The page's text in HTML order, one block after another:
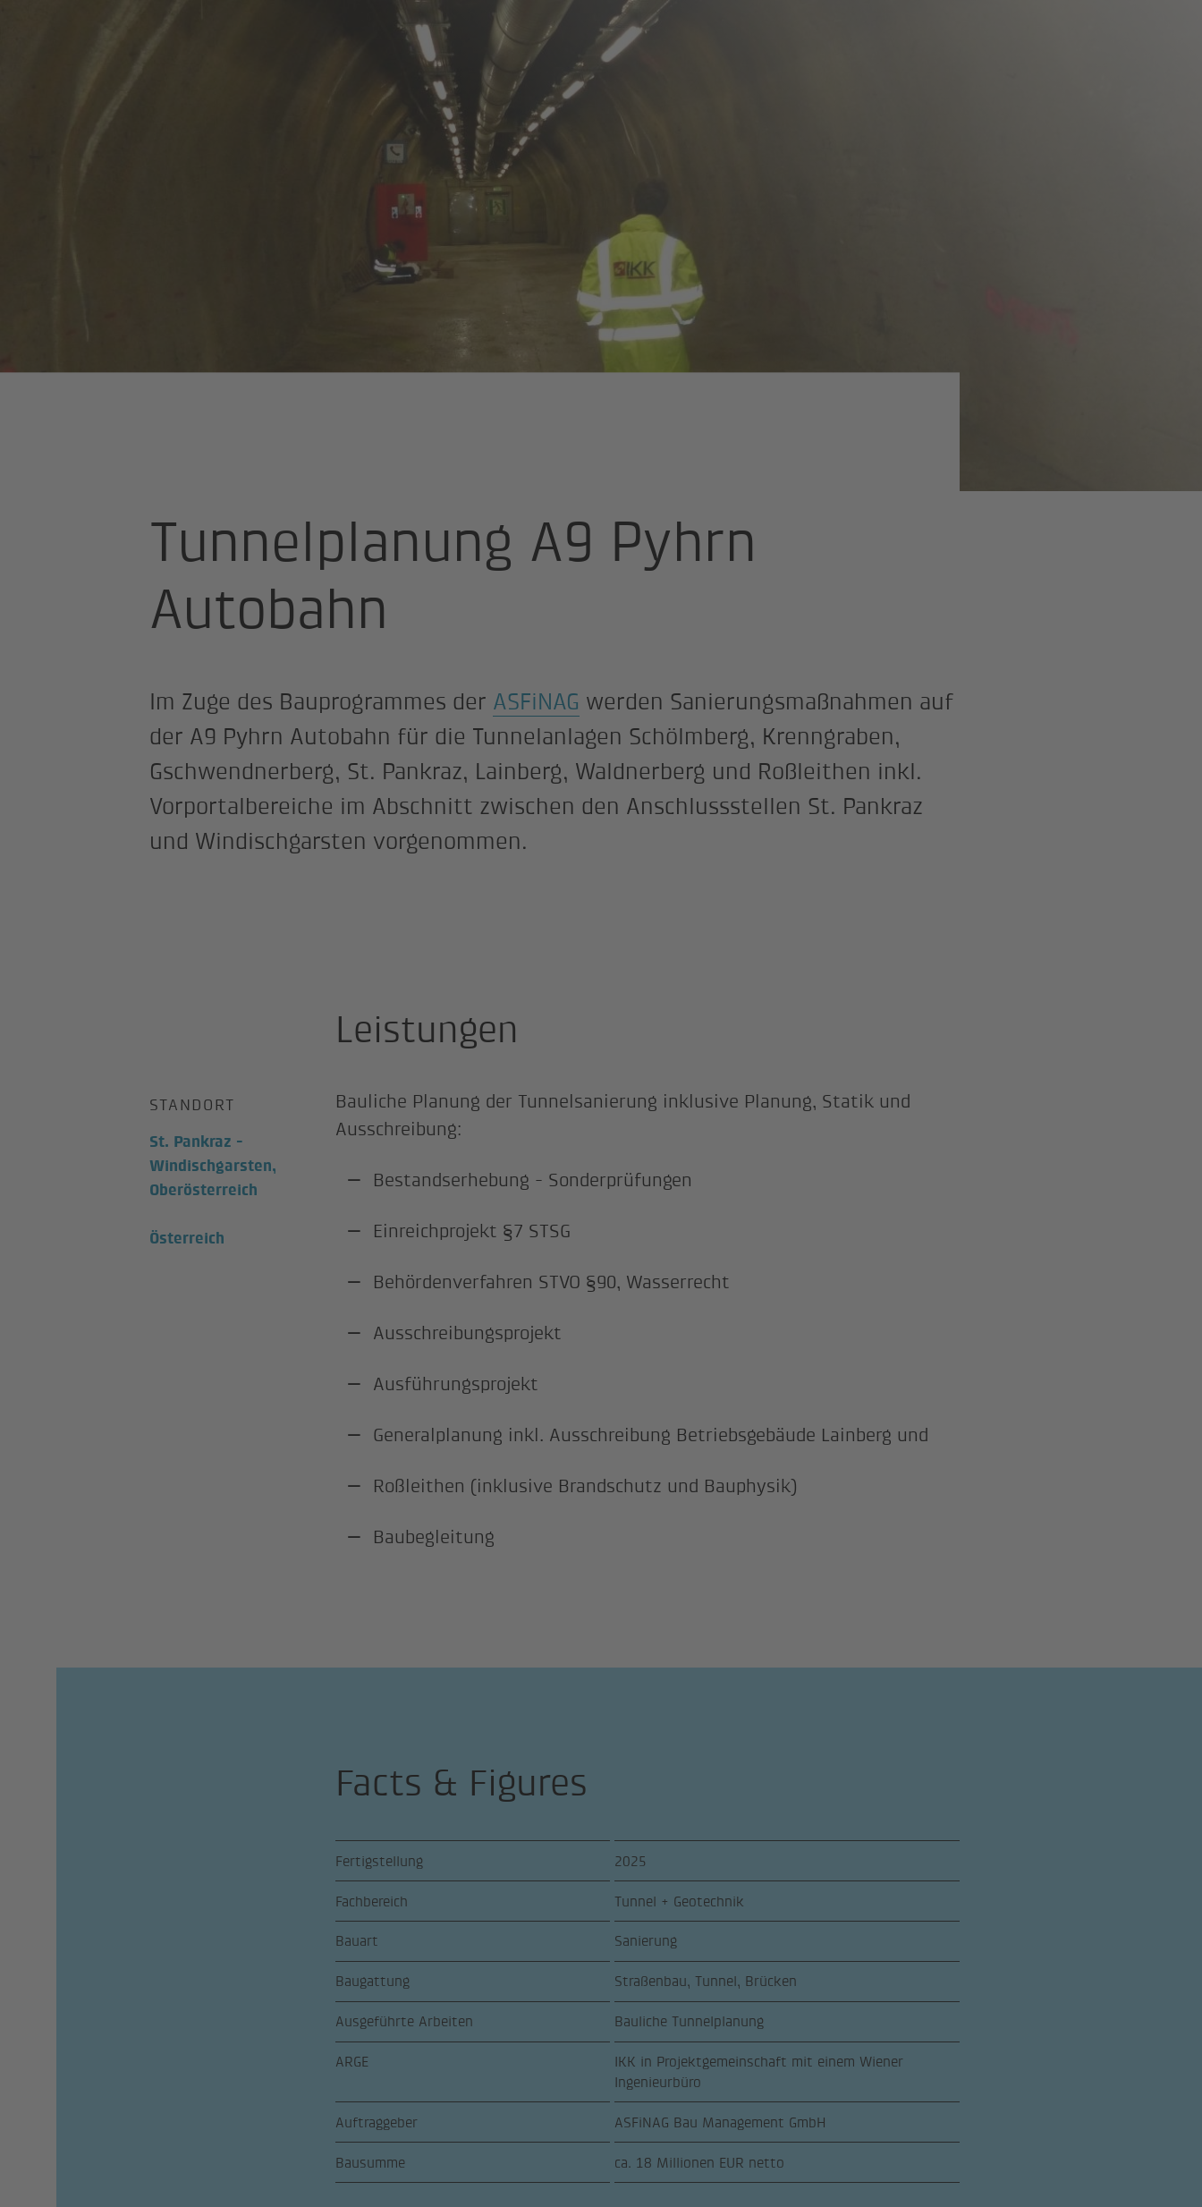
Tunnelplanung A9 Pyhrn
Autobahn
Im Zuge des Bauprogrammes der ASFiNAG werden Sanierungsmaßnahmen auf
der A9 Pyhrn Autobahn für die Tunnelanlagen Schölmberg, Krenngraben,
Gschwendnerberg, St. Pankraz, Lainberg, Waldnerberg und Roßleithen inkl.
Vorportalbereiche im Abschnitt zwischen den Anschlussstellen St. Pankraz
und Windischgarsten vorgenommen.
Leistungen
STANDORT
St. Pankraz -
Windischgarsten,
Oberösterreich
Österreich
Bauliche Planung der Tunnelsanierung inklusive Planung, Statik und
Ausschreibung:
Bestandserhebung - Sonderprüfungen
Einreichprojekt §7 STSG
Behördenverfahren STVO §90, Wasserrecht
Ausschreibungsprojekt
Ausführungsprojekt
Generalplanung inkl. Ausschreibung Betriebsgebäude Lainberg und
Roßleithen (inklusive Brandschutz und Bauphysik)
Baubegleitung
Facts & Figures
Fertigstellung 2025
Fachbereich Tunnel + Geotechnik
Bauart Sanierung
Baugattung Straßenbau, Tunnel, Brücken
Ausgeführte Arbeiten Bauliche Tunnelplanung
ARGE
IKK in Projektgemeinschaft mit einem Wiener
Ingenieurbüro
Auftraggeber ASFiNAG Bau Management GmbH
Bausumme ca. 18 Millionen EUR netto